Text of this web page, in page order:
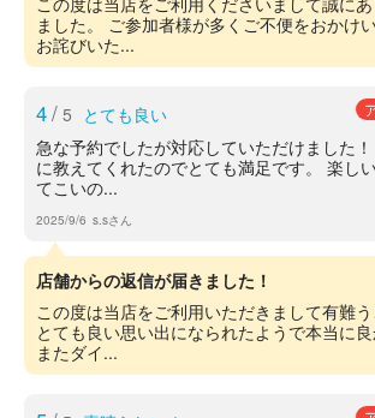
ました。 ご参加者様が多くご不便をおかけ
お詫びいた...
4/ 5 とても良い
急な予約でしたが対応していただけました
に教えてくれたのでとても満足です。 楽し
てこいの...
2025/9/6 s.sさん
店舗からの返信が届きました！
この度は当店をご利用いただきまして有難う
とても良い思い出になられたようで本当に良
またダイ...